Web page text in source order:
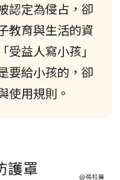
認定為侵占，卻
教育與生活的資
益人寫小孩」
要給小孩的，卻
使用規則。